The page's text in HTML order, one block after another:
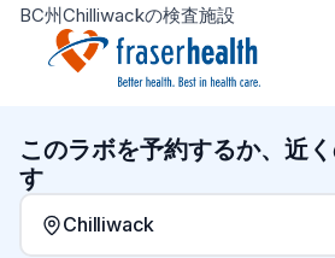
BC州Chilliwackの検査施設
このラボを予約するか、近
す
Chilliwack